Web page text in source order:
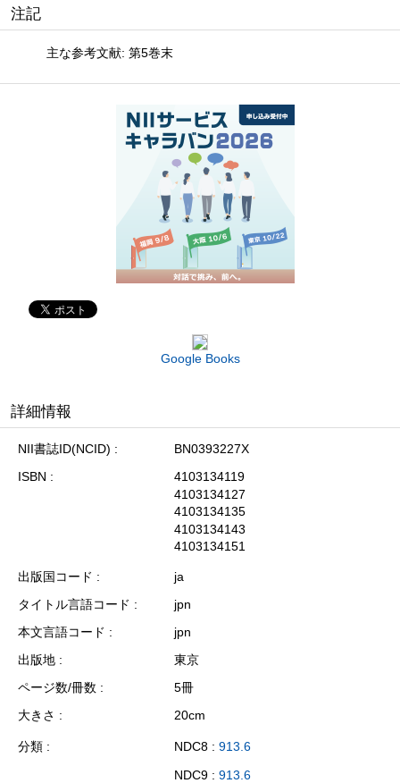
注記
主な参考文献: 第5巻末
Google Books
詳細情報
NII書誌ID(NCID)
BN0393227X
ISBN
4103134119
4103134127
4103134135
4103134143
4103134151
出版国コード
ja
タイトル言語コード
jpn
本文言語コード
jpn
出版地
東京
ページ数/冊数
5冊
大きさ
20cm
分類 NDC8 : 913.6
NDC9 : 913.6